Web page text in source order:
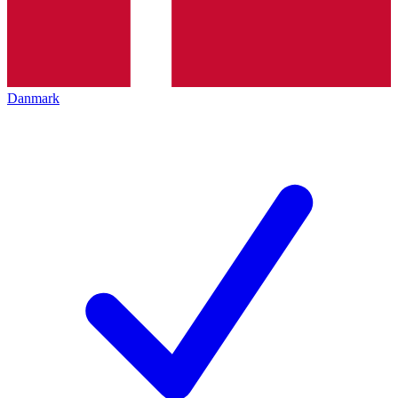
Danmark